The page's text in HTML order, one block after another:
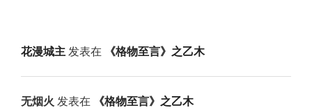
花漫城主发表在 《格物至言》之乙木
无烟火 发表在 《格物至言》之乙木